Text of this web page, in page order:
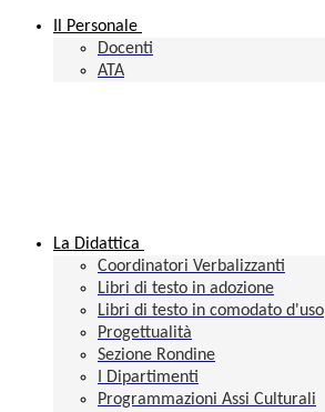
Il Personale
Docenti
ATA
La Didattica
Coordinatori Verbalizzanti
Libri di testo in adozione
Libri di testo in comodato d'uso
Progettualità
Sezione Rondine
I Dipartimenti
Programmazioni Assi Culturali